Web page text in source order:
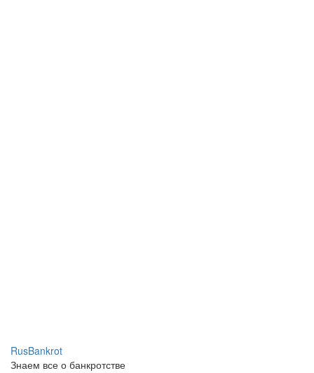
RusBankrot
Знаем все о банкротстве